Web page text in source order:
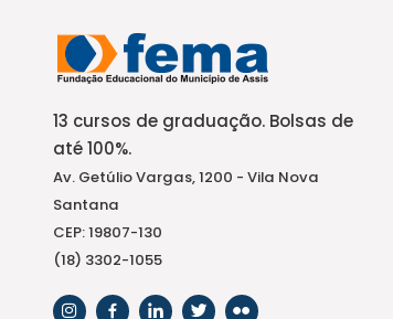
13 cursos de graduação. Bolsas de
até 100%.
Av. Getúlio Vargas, 1200 - Vila Nova
Santana
CEP: 19807-130
(18) 3302-1055